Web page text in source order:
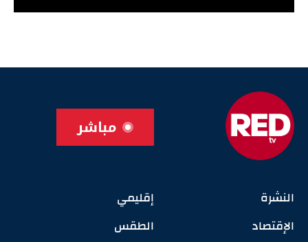
مباشر
النشرة
الإقتصاد
إقليمي
الطقس